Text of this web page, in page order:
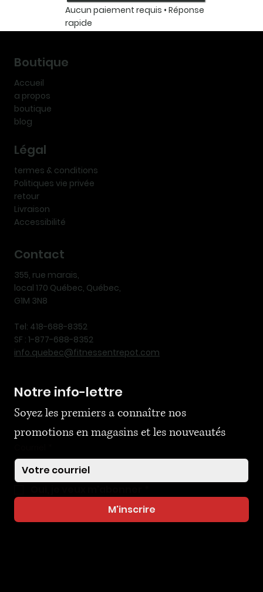
Aucun paiement requis • Réponse
rapide
Boutique
Accueil
a propos
boutique
blog
Légal
termes & conditions
Politiques vie privée
retour
Livraison
Accessibilité
Contact
355, rue marais,
local 170 Québec, Québec,
G1M 3N8
Tel: 418-688-8352
SF : 1-877-688-8352
info.quebec@fitnessentrepot.com
Notre info-lettre
Soyez les premiers a connaître nos
promotions en magasins et les nouveautés
M'inscrire